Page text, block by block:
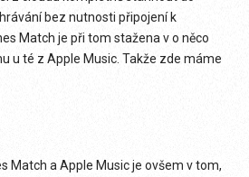
bez nutnosti připojení k
Match je při tom stažena v o něco
u té z Apple Music. Takže zde máme
Match a Apple Music je ovšem v tom,